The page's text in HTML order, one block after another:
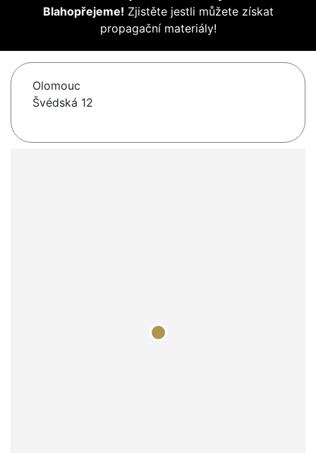
Blahopřejeme! Zjistěte jestli můžete získat
propagační materiály!
Olomouc
Švédská 12